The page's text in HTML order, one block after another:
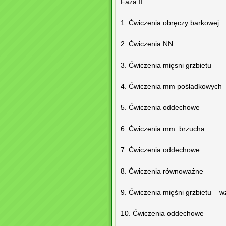
Faza II
1. Ćwiczenia obręczy barkowej
2. Ćwiczenia NN
3. Ćwiczenia mięsni grzbietu
4. Ćwiczenia mm pośladkowych
5. Ćwiczenia oddechowe
6. Ćwiczenia mm. brzucha
7. Ćwiczenia oddechowe
8. Ćwiczenia równoważne
9. Ćwiczenia mięśni grzbietu –
10. Ćwiczenia oddechowe